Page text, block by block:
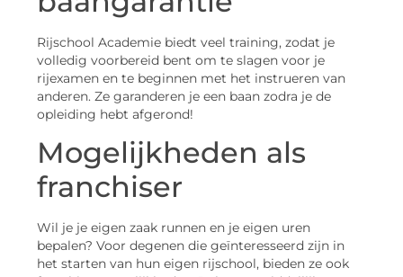
Rijschool Academie biedt veel training, zodat je
volledig voorbereid bent om te slagen voor je
rijexamen en te beginnen met het instrueren van
anderen. Ze garanderen je een baan zodra je de
opleiding hebt afgerond!
Mogelijkheden als
franchiser
Wil je je eigen zaak runnen en je eigen uren
bepalen? Voor degenen die geïnteresseerd zijn in
het starten van hun eigen rijschool, bieden ze ook